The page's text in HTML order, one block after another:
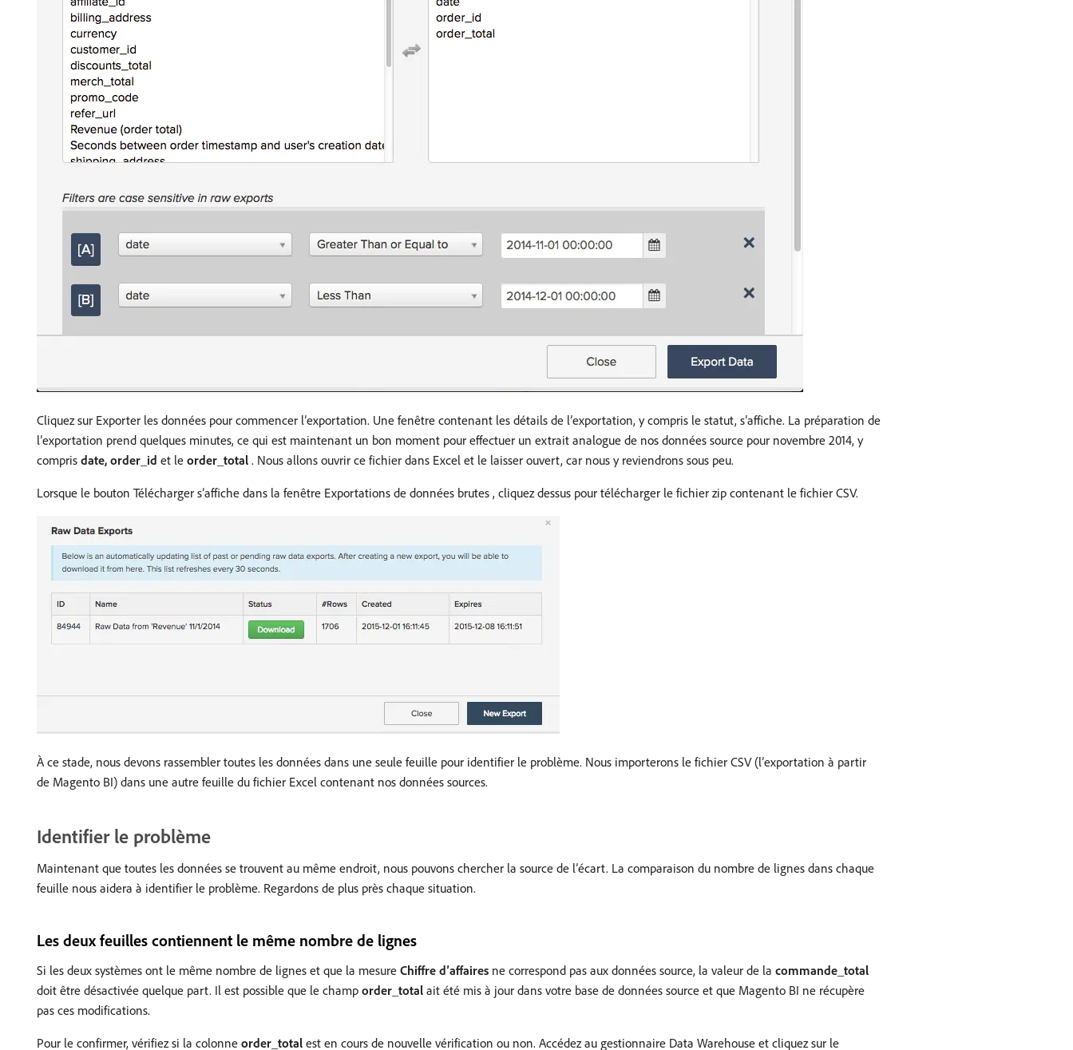
Cliquez sur Exporter les données pour commencer l’exportation. Une fenêtre contenant les détails de l’exportation, y compris le statut, s’affiche. La préparation de
l’exportation prend quelques minutes, ce qui est maintenant un bon moment pour effectuer un extrait analogue de nos données source pour novembre 2014, y
compris date, order_id et le order_total . Nous allons ouvrir ce fichier dans Excel et le laisser ouvert, car nous y reviendrons sous peu.
Lorsque le bouton Télécharger s’affiche dans la fenêtre Exportations de données brutes , cliquez dessus pour télécharger le fichier zip contenant le fichier CSV.
À ce stade, nous devons rassembler toutes les données dans une seule feuille pour identifier le problème. Nous importerons le fichier CSV (l’exportation à partir
de Magento BI) dans une autre feuille du fichier Excel contenant nos données sources.
Identifier le problème
Maintenant que toutes les données se trouvent au même endroit, nous pouvons chercher la source de l’écart. La comparaison du nombre de lignes dans chaque
feuille nous aidera à identifier le problème. Regardons de plus près chaque situation.
Les deux feuilles contiennent le même nombre de lignes
Si les deux systèmes ont le même nombre de lignes et que la mesure Chiffre d’affaires ne correspond pas aux données source, la valeur de la commande_total
doit être désactivée quelque part. Il est possible que le champ order_total ait été mis à jour dans votre base de données source et que Magento BI ne récupère
pas ces modifications.
Pour le confirmer, vérifiez si la colonne order_total est en cours de nouvelle vérification ou non. Accédez au gestionnaire Data Warehouse et cliquez sur le